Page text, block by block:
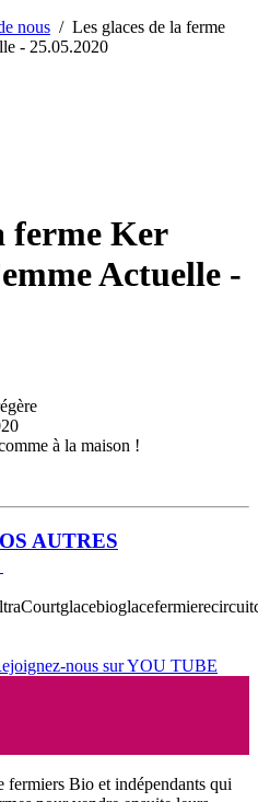
nous / Les glaces de la ferme
- 25.05.2020
ferme Ker
Actuelle -
à la maison !
AUTRES
glacebioglacefermiere
nous sur YOU TUBE
fermiers Bio et indépendants qui